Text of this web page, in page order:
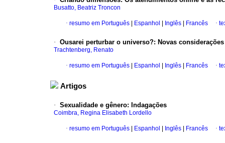
Busatto, Beatriz Troncon
· resumo em Português Espanhol Inglês Francês ·
· Ousarei perturbar o universo?: Novas
Trachtenberg, Renato
· resumo em Português Espanhol Inglês Francês ·
Artigos
· Sexualidade e gênero: Indagações
Coimbra, Regina Elisabeth Lordello
· resumo em Português Espanhol Inglês Francês ·